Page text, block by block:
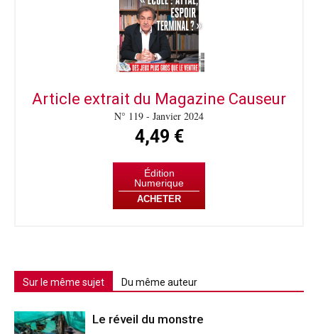
Article extrait du Magazine Causeur
N° 119 - Janvier 2024
4,49 €
Édition
Numerique
ACHETER
Sur le même sujet Du même auteur
Le réveil du monstre